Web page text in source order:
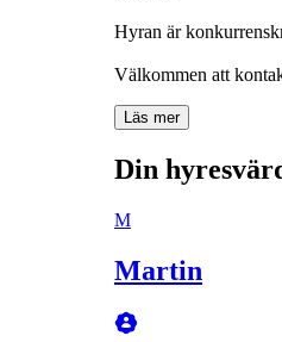
Hyran är
Läs mer
Din
M
Martin